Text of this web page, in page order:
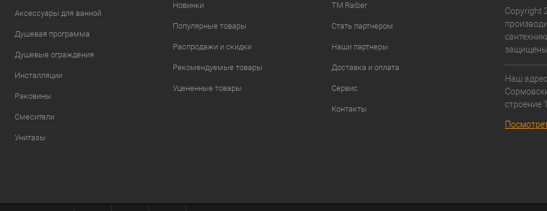
Аксессуары для ванной
Душевая программа
Душевые ограждения
Инсталляции
Раковины
Смесители
Унитазы
Новинки
Популярные товары
Распродажи и скидки
Рекомендуемые товары
Уцененные товары
ТМ Raiber
Стать партнером
Наши партнеры
Доставка и оплата
Сервис
Контакты
Copyright
Наш
строение